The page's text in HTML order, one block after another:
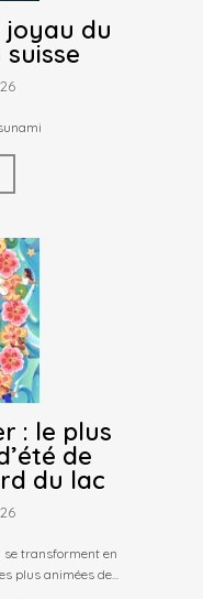
joyau du
: le plus
de
du lac
se transforment en
plus animées de...